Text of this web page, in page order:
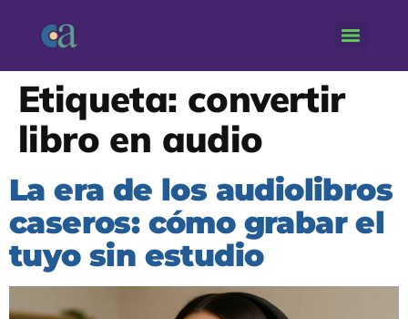
Etiqueta: convertir
libro en audio
La era de los audiolibros
caseros: cómo grabar el
tuyo sin estudio